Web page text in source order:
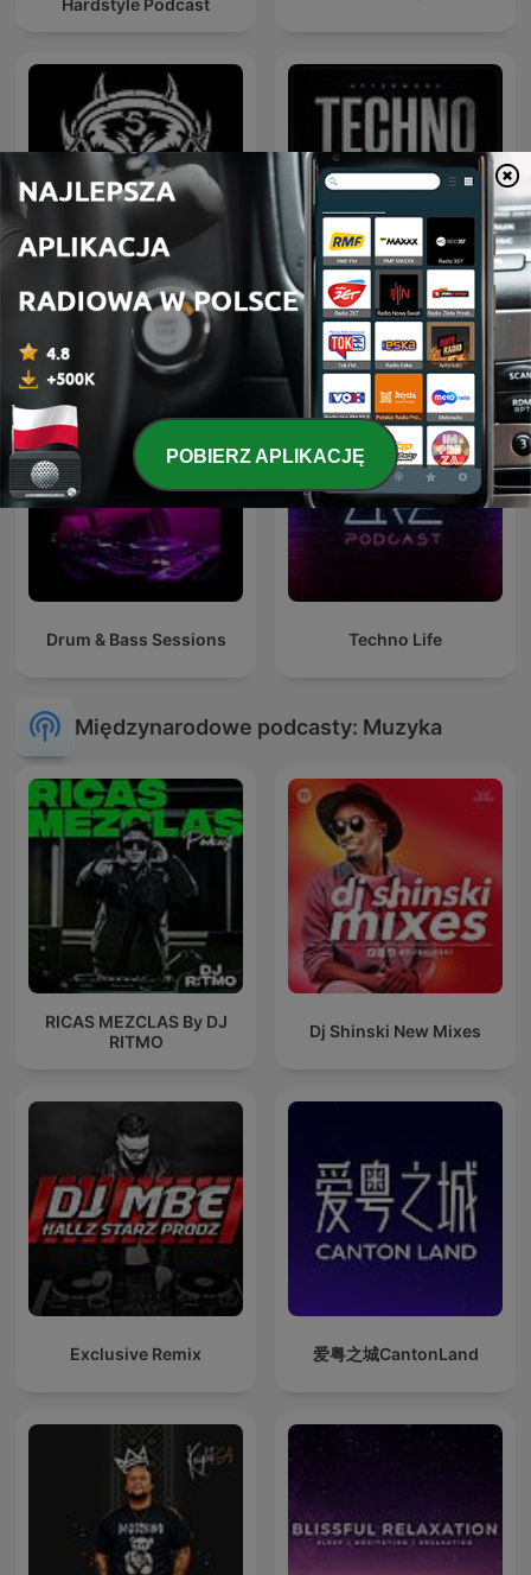
Hardcore Mixtapes
Afterwork Techno
Sessions – Techno
Podcast, Raw & Hypnotic
Techno Mixes
Drum & Bass Sessions Techno Life
Międzynarodowe podcasty: Muzyka
RICAS MEZCLAS By DJ
RITMO
Dj Shinski New Mixes
Exclusive Remix 爱粤之城CantonLand
POBIERZ APLIKACJĘ